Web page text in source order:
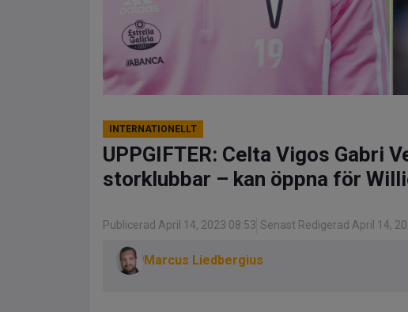
INTERNATIONELLT
UPPGIFTER: Celta Vigos Gabri
storklubbar – kan öppna för
Publicerad April 14, 2023 08:53 Senast Redigerad April 14,
Marcus Liedbergius